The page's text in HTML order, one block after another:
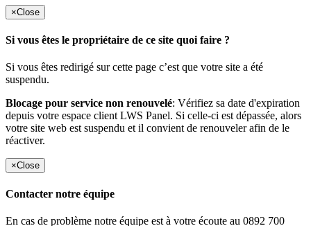
×Close
Si vous êtes le propriétaire de ce site quoi faire ?
Si vous êtes redirigé sur cette page c’est que votre site a été
suspendu.
Blocage pour service non renouvelé: Vérifiez sa date d'expiration
depuis votre espace client LWS Panel. Si celle-ci est dépassée, alors
votre site web est suspendu et il convient de renouveler afin de le
réactiver.
×Close
Contacter notre équipe
En cas de problème notre équipe est à votre écoute au 0892 700